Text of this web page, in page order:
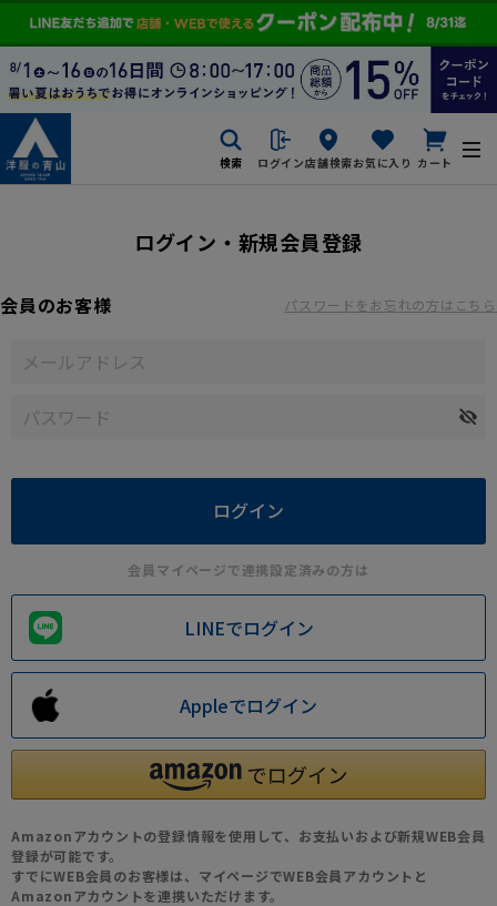
検索 ログイン店舗検索お気に入り カート
ログイン・新規会員登録
会員のお客様 パスワードをお忘れの方はこちら
会員マイページで連携設定済みの方は
LINEでログイン
Appleでログイン
Amazonアカウントの登録情報を使用して、お支払いおよび新規WEB会員
登録が可能です。
すでにWEB会員のお客様は、マイページでWEB会員アカウントと
Amazonアカウントを連携いただけます。